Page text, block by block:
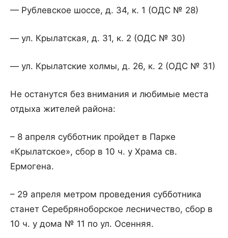
— Рублевское шоссе, д. 34, к. 1 (ОДС № 28)
— ул. Крылатская, д. 31, к. 2 (ОДС № 30)
— ул. Крылатские холмы, д. 26, к. 2 (ОДС № 31)
Не останутся без внимания и любимые места
отдыха жителей района:
– 8 апреля субботник пройдет в Парке
«Крылатское», сбор в 10 ч. у Храма св.
Ермогена.
– 29 апреля метром проведения субботника
станет Серебряноборское лесничество, сбор в
10 ч. у дома № 11 по ул. Осенняя.